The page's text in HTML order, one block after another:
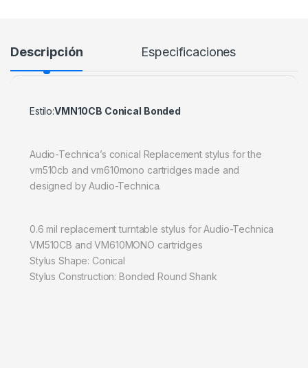
Descripción Especificaciones
Estilo:VMN10CB Conical Bonded
Audio-Technica’s conical Replacement stylus for the
vm510cb and vm610mono cartridges made and
designed by Audio-Technica.
0.6 mil replacement turntable stylus for Audio-Technica
VM510CB and VM610MONO cartridges
Stylus Shape: Conical
Stylus Construction: Bonded Round Shank